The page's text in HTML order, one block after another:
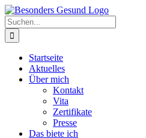
Zum
Inhalt
springen
Suche
nach:
Startseite
Aktuelles
Über mich
Kontakt
Vita
Zertifikate
Presse
Das biete ich